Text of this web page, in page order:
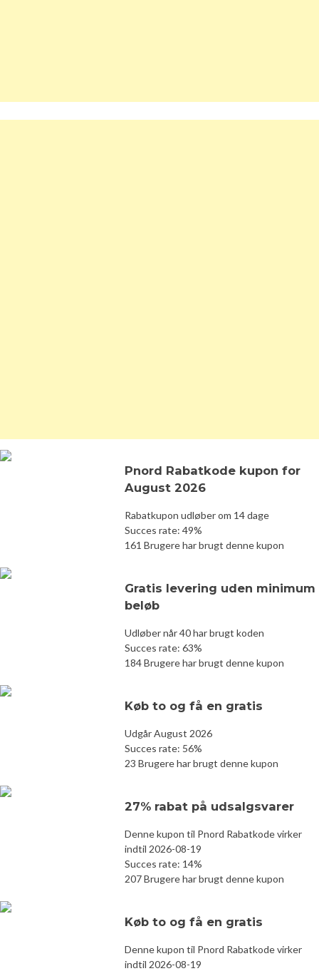
Pnord Rabatkode kupon for
August 2026
Rabatkupon udløber om 14 dage
Succes rate: 49%
161 Brugere har brugt denne kupon
Gratis levering uden minimum
beløb
Udløber når 40 har brugt koden
Succes rate: 63%
184 Brugere har brugt denne kupon
Køb to og få en gratis
Udgår August 2026
Succes rate: 56%
23 Brugere har brugt denne kupon
27% rabat på udsalgsvarer
Denne kupon til Pnord Rabatkode virker
indtil 2026-08-19
Succes rate: 14%
207 Brugere har brugt denne kupon
Køb to og få en gratis
Denne kupon til Pnord Rabatkode virker
indtil 2026-08-19